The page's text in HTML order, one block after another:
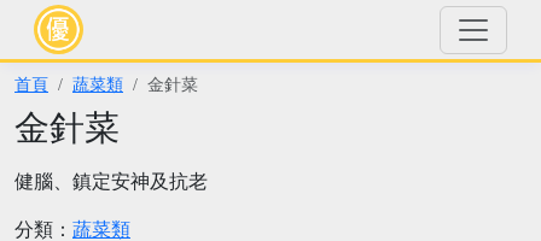
首頁 蔬菜類 金針菜
金針菜
健腦、鎮定安神及抗老
分類： 蔬菜類